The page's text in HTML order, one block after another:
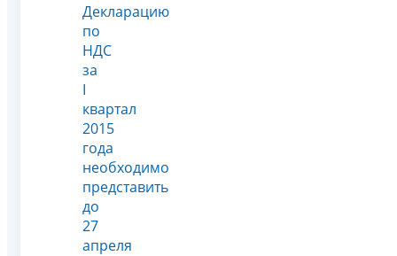
Декларацию
по
НДС
за
I
квартал
2015
года
необходимо
представить
до
27
апреля